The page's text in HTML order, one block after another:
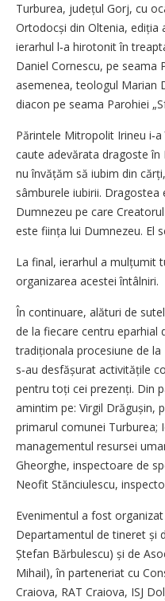
Turburea, județul Gorj, cu
Ortodocși din Oltenia, ediția
ierarhul l‑a hirotonit în
Daniel Cornescu, pe seama
asemenea, teologul Marian
diacon pe seama Parohiei
Părintele Mitropolit Irineu
caute adevărata dragoste în
nu învățăm să iubim din
sâmburele iubirii. Dragostea
Dumnezeu pe care
este ființa lui Dumnezeu. El
La final, ierarhul a mulțumit
organizarea acestei întâlniri.
În continuare, alături de
de la fiecare centru eparhial
tradiționala procesiune de la
s‑au desfășurat activitățile
pentru toți cei prezenți. Din
amintim pe: Virgil Drăgușin,
primarul comunei Turburea;
managementul resursei
Gheorghe, inspectoare de
Neofit Stănciulescu,
Evenimentul a fost
Departamentul de tineret și
Ștefan Bărbulescu) și de
Mihail), în parteneriat cu
Craiova, RAT Craiova, ISJ